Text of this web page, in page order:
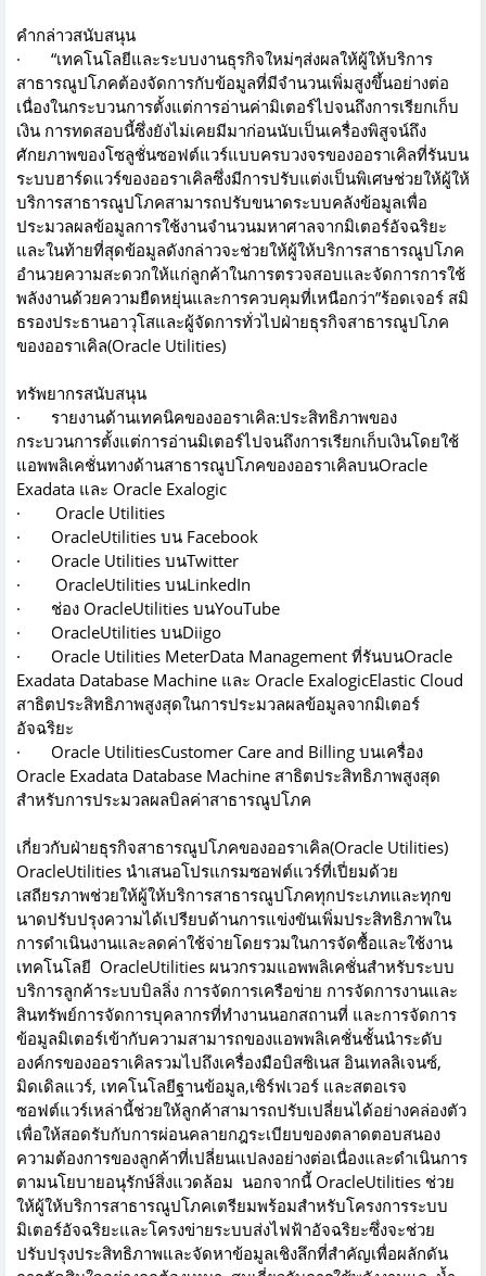
คำกล่าวสนับสนุน
· “เทคโนโลยีและระบบงานธุรกิจใหม่ๆส่งผลให้ผู้ให้บริการ
สาธารณูปโภคต้องจัดการกับข้อมูลที่มีจำนวนเพิ่มสูงขึ้นอย่างต่อ
เนื่องในกระบวนการตั้งแต่การอ่านค่ามิเตอร์ไปจนถึงการเรียกเก็บ
เงิน การทดสอบนี้ซึ่งยังไม่เคยมีมาก่อนนับเป็นเครื่องพิสูจน์ถึง
ศักยภาพของโซลูชั่นซอฟต์แวร์แบบครบวงจรของออราเคิลที่รันบน
ระบบฮาร์ดแวร์ของออราเคิลซึ่งมีการปรับแต่งเป็นพิเศษช่วยให้ผู้ให้
บริการสาธารณูปโภคสามารถปรับขนาดระบบคลังข้อมูลเพื่อ
ประมวลผลข้อมูลการใช้งานจำนวนมหาศาลจากมิเตอร์อัจฉริยะ
และในท้ายที่สุดข้อมูลดังกล่าวจะช่วยให้ผู้ให้บริการสาธารณูปโภค
อำนวยความสะดวกให้แก่ลูกค้าในการตรวจสอบและจัดการการใช้
พลังงานด้วยความยืดหยุ่นและการควบคุมที่เหนือกว่า”ร้อดเจอร์ สมิ
ธรองประธานอาวุโสและผู้จัดการทั่วไปฝ่ายธุรกิจสาธารณูปโภค
ของออราเคิล(Oracle Utilities)
ทรัพยากรสนับสนุน
· รายงานด้านเทคนิคของออราเคิล:ประสิทธิภาพของ
กระบวนการตั้งแต่การอ่านมิเตอร์ไปจนถึงการเรียกเก็บเงินโดยใช้
แอพพลิเคชั่นทางด้านสาธารณูปโภคของออราเคิลบนOracle
Exadata และ Oracle Exalogic
· Oracle Utilities
· OracleUtilities บน Facebook
· Oracle Utilities บนTwitter
· OracleUtilities บนLinkedIn
· ช่อง OracleUtilities บนYouTube
· OracleUtilities บนDiigo
· Oracle Utilities MeterData Management ที่รันบนOracle
Exadata Database Machine และ Oracle ExalogicElastic Cloud
สาธิตประสิทธิภาพสูงสุดในการประมวลผลข้อมูลจากมิเตอร์
อัจฉริยะ
· Oracle UtilitiesCustomer Care and Billing บนเครื่อง
Oracle Exadata Database Machine สาธิตประสิทธิภาพสูงสุด
สำหรับการประมวลผลบิลค่าสาธารณูปโภค
เกี่ยวกับฝ่ายธุรกิจสาธารณูปโภคของออราเคิล(Oracle Utilities)
OracleUtilities นำเสนอโปรแกรมซอฟต์แวร์ที่เปี่ยมด้วย
เสถียรภาพช่วยให้ผู้ให้บริการสาธารณูปโภคทุกประเภทและทุกข
นาดปรับปรุงความได้เปรียบด้านการแข่งขันเพิ่มประสิทธิภาพใน
การดำเนินงานและลดค่าใช้จ่ายโดยรวมในการจัดซื้อและใช้งาน
เทคโนโลยี OracleUtilities ผนวกรวมแอพพลิเคชั่นสำหรับระบบ
บริการลูกค้าระบบบิลลิ่ง การจัดการเครือข่าย การจัดการงานและ
สินทรัพย์การจัดการบุคลากรที่ทำงานนอกสถานที่ และการจัดการ
ข้อมูลมิเตอร์เข้ากับความสามารถของแอพพลิเคชั่นชั้นนำระดับ
องค์กรของออราเคิลรวมไปถึงเครื่องมือบิสซิเนส อินเทลลิเจนซ์,
มิดเดิลแวร์, เทคโนโลยีฐานข้อมูล,เซิร์ฟเวอร์ และสตอเรจ
ซอฟต์แวร์เหล่านี้ช่วยให้ลูกค้าสามารถปรับเปลี่ยนได้อย่างคล่องตัว
เพื่อให้สอดรับกับการผ่อนคลายกฎระเบียบของตลาดตอบสนอง
ความต้องการของลูกค้าที่เปลี่ยนแปลงอย่างต่อเนื่องและดำเนินการ
ตามนโยบายอนุรักษ์สิ่งแวดล้อม นอกจากนี้ OracleUtilities ช่วย
ให้ผู้ให้บริการสาธารณูปโภคเตรียมพร้อมสำหรับโครงการระบบ
มิเตอร์อัจฉริยะและโครงข่ายระบบส่งไฟฟ้าอัจฉริยะซึ่งจะช่วย
ปรับปรุงประสิทธิภาพและจัดหาข้อมูลเชิงลึกที่สำคัญเพื่อผลักดัน